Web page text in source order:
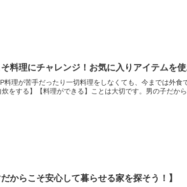
料理にチャレンジ！お気に入りアイテムを使
理が苦手だったり一切料理をしなくても、今までは外食
をする】【料理ができる】ことは大切です。男の子だか
からこそ安心して暮らせる家を探そう！】